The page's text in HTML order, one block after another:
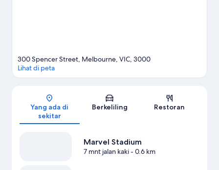
Lihat Motel lainnya di Melbourne
Peta
300 Spencer Street, Melbourne, VIC, 3000
Lihat di peta
Yang ada di
sekitar
Berkeliling Restoran
Marvel Stadium
7 mnt jalan kaki- 0.6 km